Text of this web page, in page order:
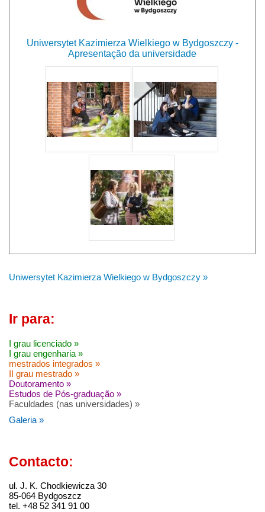
Uniwersytet Kazimierza Wielkiego w Bydgoszczy -
Apresentação da universidade
Uniwersytet Kazimierza Wielkiego w Bydgoszczy »
Ir para:
I grau licenciado »
I grau engenharia »
mestrados integrados »
II grau mestrado »
Doutoramento »
Estudos de Pós-graduação »
Faculdades (nas universidades) »
Galeria »
Contacto:
ul. J. K. Chodkiewicza 30
85-064 Bydgoszcz
tel. +48 52 341 91 00